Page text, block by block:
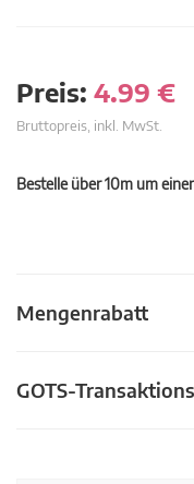
Preis: 4.99 €
Bruttopreis, inkl. MwSt.
Bestelle über 10m um
Mengenrabatt
GOTS-